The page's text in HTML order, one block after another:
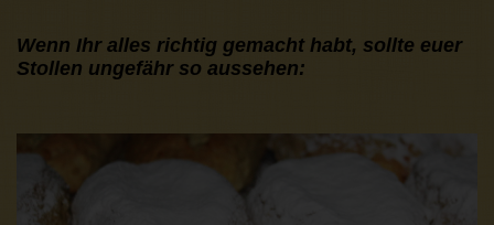
Wenn Ihr alles richtig gemacht habt, sollte euer
Stollen ungefähr so aussehen: